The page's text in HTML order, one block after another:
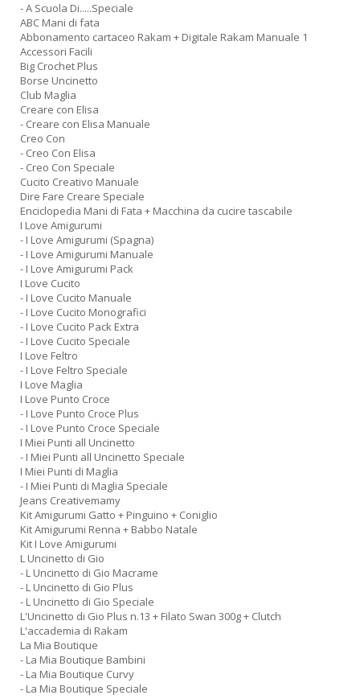
- A Scuola Di.....Speciale
ABC Mani di fata
Abbonamento cartaceo Rakam + Digitale Rakam Manuale 1
Accessori Facili
Big Crochet Plus
Borse Uncinetto
Club Maglia
Creare con Elisa
- Creare con Elisa Manuale
Creo Con
- Creo Con Elisa
- Creo Con Speciale
Cucito Creativo Manuale
Dire Fare Creare Speciale
Enciclopedia Mani di Fata + Macchina da cucire tascabile
I Love Amigurumi
- I Love Amigurumi (Spagna)
- I Love Amigurumi Manuale
- I Love Amigurumi Pack
I Love Cucito
- I Love Cucito Manuale
- I Love Cucito Monografici
- I Love Cucito Pack Extra
- I Love Cucito Speciale
I Love Feltro
- I Love Feltro Speciale
I Love Maglia
I Love Punto Croce
- I Love Punto Croce Plus
- I Love Punto Croce Speciale
I Miei Punti all Uncinetto
- I Miei Punti all Uncinetto Speciale
I Miei Punti di Maglia
- I Miei Punti di Maglia Speciale
Jeans Creativemamy
Kit Amigurumi Gatto + Pinguino + Coniglio
Kit Amigurumi Renna + Babbo Natale
Kit I Love Amigurumi
L Uncinetto di Gio
- L Uncinetto di Gio Macrame
- L Uncinetto di Gio Plus
- L Uncinetto di Gio Speciale
L'Uncinetto di Gio Plus n.13 + Filato Swan 300g + Clutch
L'accademia di Rakam
La Mia Boutique
- La Mia Boutique Bambini
- La Mia Boutique Curvy
- La Mia Boutique Speciale